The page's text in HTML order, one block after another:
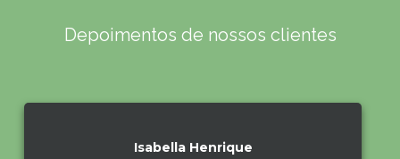
Depoimentos de nossos clientes
Isabella Henrique